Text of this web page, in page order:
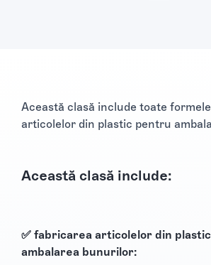
Această clasă include toate
articolelor din plastic pentru
Această clasă include:
✅ fabricarea articolelor din
ambalarea bunurilor: